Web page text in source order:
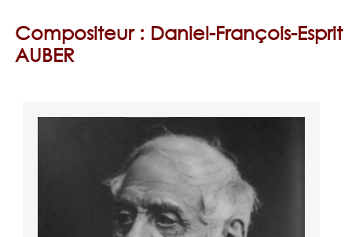
Compositeur : Daniel-François-Esprit
AUBER